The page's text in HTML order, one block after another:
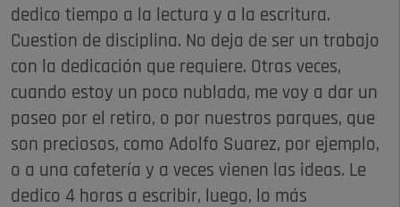
dedico tiempo a la lectura y a la escritura.
Cuestion de disciplina. No deja de ser un trabajo
con la dedicación que requiere. Otras veces,
cuando estoy un poco nublada, me voy a dar un
paseo por el retiro, o por nuestros parques, que
son preciosos, como Adolfo Suarez, por ejemplo,
o a una cafetería y a veces vienen las ideas. Le
dedico 4 horas a escribir, luego, lo más